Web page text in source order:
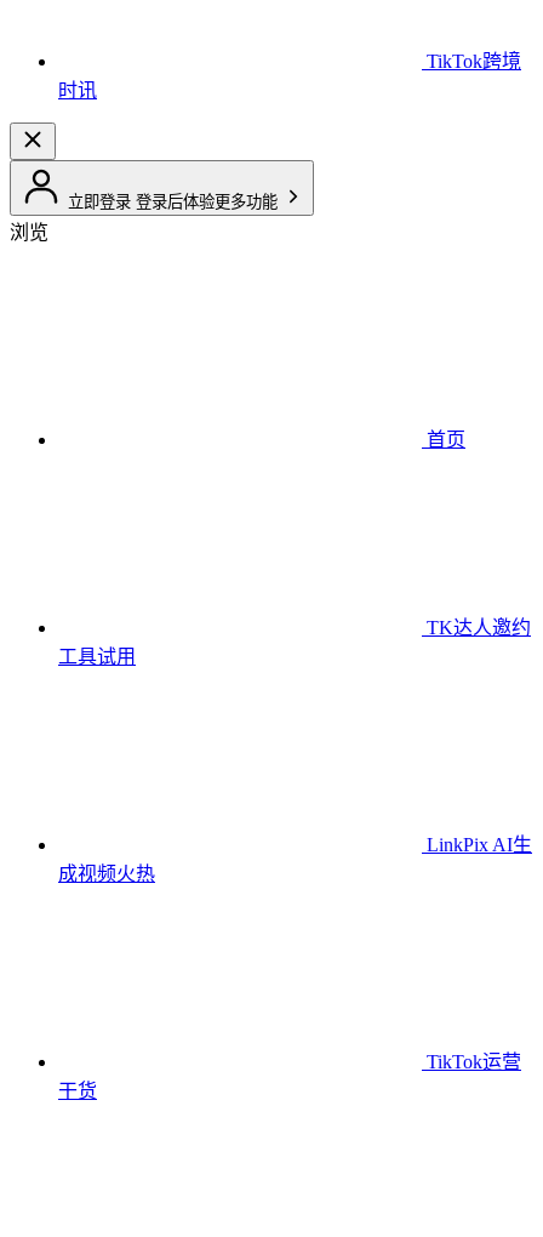
TikTok跨境
时讯
立即登录 登录后体验更多功能
浏览
首页
TK达人邀约
工具试用
LinkPix AI生
成视频火热
TikTok运营
干货